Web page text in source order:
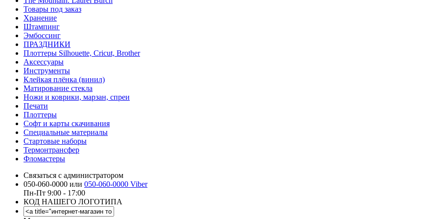
Товары под заказ
Хранение
Штампинг
Эмбоссинг
ПРАЗДНИКИ
Плоттеры Silhouette, Cricut, Brother
Аксессуары
Инструменты
Клейкая плёнка (винил)
Матирование стекла
Ножи и коврики, марзан, спреи
Печати
Плоттеры
Софт и карты скачивания
Специальные материалы
Стартовые наборы
Термонтрансфер
Фломастеры
Связаться с администратором
050-060-0000 или 050-060-0000 Viber
Пн-Пт 9:00 - 17:00
КОД НАШЕГО ЛОГОТИПА